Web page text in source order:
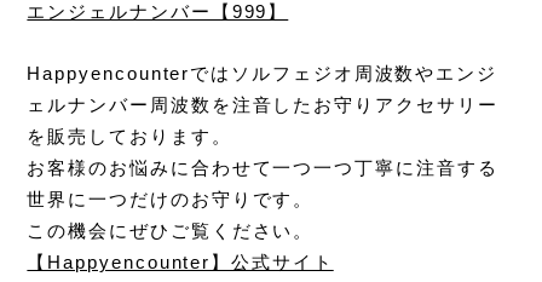
エンジェルナンバー【999】
Happyencounterではソルフェジオ周波数やエンジ
ェルナンバー周波数を注音したお守りアクセサリー
を販売しております。
お客様のお悩みに合わせて一つ一つ丁寧に注音する
世界に一つだけのお守りです。
この機会にぜひご覧ください。
【Happyencounter】公式サイト